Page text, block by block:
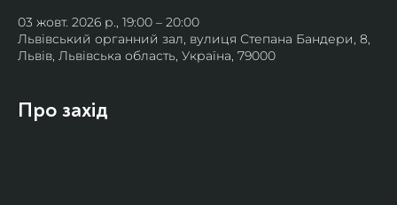
03 жовт. 2026 р., 19:00 – 20:00
Львівський органний зал, вулиця Степана Бандери, 8,
Львів, Львівська область, Україна, 79000
Про захід